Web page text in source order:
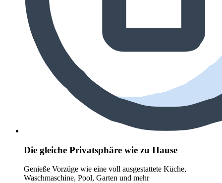
Die gleiche Privatsphäre wie zu Hause
Genieße Vorzüge wie eine voll ausgestattete Küche,
Waschmaschine, Pool, Garten und mehr